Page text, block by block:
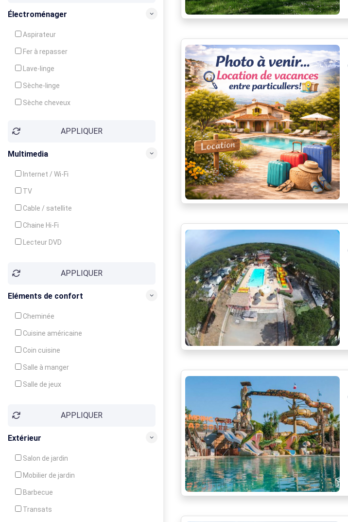
Congélateur
Électroménager
Aspirateur
Fer à repasser
Lave-linge
Sèche-linge
Sèche cheveux
APPLIQUER
Multimedia
Internet / Wi-Fi
TV
Cable / satellite
Chaine Hi-Fi
Lecteur DVD
APPLIQUER
Eléments de confort
Cheminée
Cuisine américaine
Coin cuisine
Salle à manger
Salle de jeux
Balcon / Terrasse
APPLIQUER
Extérieur
Salon de jardin
Mobilier de jardin
Barbecue
Transats